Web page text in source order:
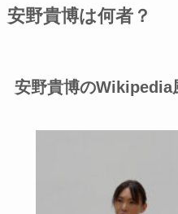
安野貴博は何者？
安野貴博のWikipedia